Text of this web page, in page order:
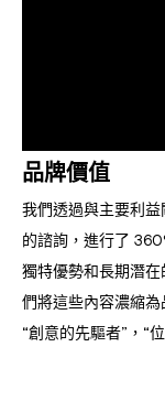
品牌價值
我們透過與主要利
的諮詢，進行了
獨特優勢和長期潛
們將這些內容濃縮為
“創意的先驅者”，“